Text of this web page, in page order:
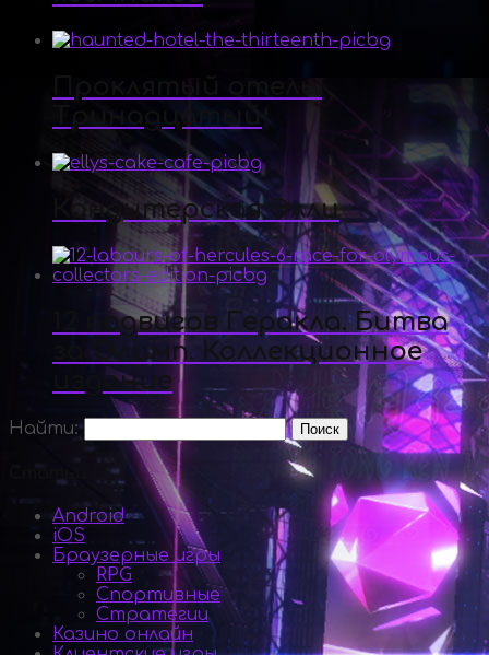
Кондитерская Элли
12 подвигов Геракла. Битва
за Олимп. Коллекционное
издание
Найти:
Статьи
Android
iOS
Браузерные игры
RPG
Спортивные
Стратегии
Казино онлайн